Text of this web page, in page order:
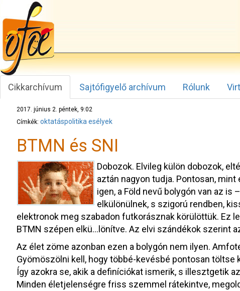
Cikkarchívum Sajtófigyelő archívum Rólunk
2017. június 2. péntek, 9:02
Címkék: oktatáspolitika esélyek
BTMN és SNI
Dobozok. Elvileg külön dobozok,
aztán nagyon tudja. Pontosan,
igen, a Föld nevű bolygón van az
elkülönülnek, s szigorú rendben,
elektronok meg szabadon futkorásznak körülöttük. Ez
BTMN szépen elkü…lönítve. Az elvi szándékok szerint
Az élet zöme azonban ezen a bolygón nem ilyen.
Gyömöszölni kell, hogy többé-kevésbé pontosan
Így azokra se, akik a definíciókat ismerik, s illesztgetik
Minden életjelenségre friss szemmel rátekintve,